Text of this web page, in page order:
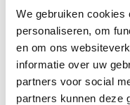
We gebruiken cookies
personaliseren, om
en om ons
informatie over uw
partners voor social
partners kunnen deze
We krijgen een